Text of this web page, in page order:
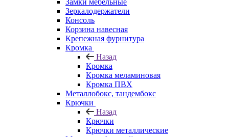
Замки мебельные
Зеркалодержатели
Консоль
Корзина навесная
Крепежная фурнитура
Кромка
Назад
Кромка
Кромка меламиновая
Кромка ПВХ
Металлобокс, тандембокс
Крючки
Назад
Крючки
Крючки металлические